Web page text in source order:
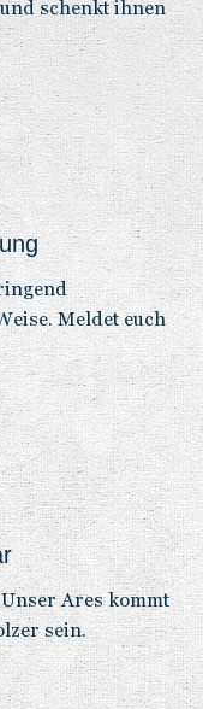
schenkt ihnen
Meldet euch
Ares kommt
sein.